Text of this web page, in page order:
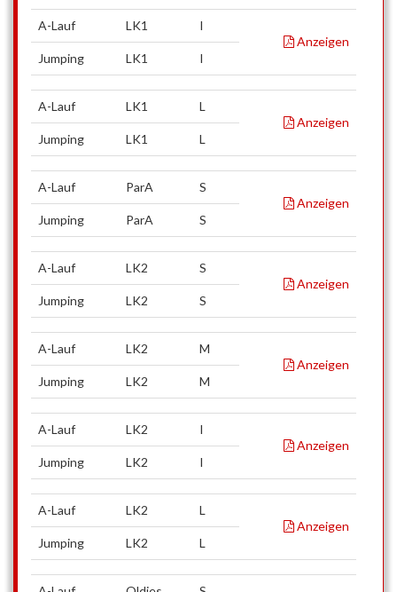
A-Lauf LK1
I
Anzeigen
Jumping
LK1 I
A-Lauf LK1
L
Anzeigen
Jumping
LK1 L
A-Lauf ParA
S
Anzeigen
Jumping
ParA S
A-Lauf LK2
S
Anzeigen
Jumping
LK2 S
A-Lauf LK2
M
Anzeigen
Jumping
LK2 M
A-Lauf LK2
I
Anzeigen
Jumping
LK2 I
A-Lauf LK2
L
Anzeigen
Jumping
LK2 L